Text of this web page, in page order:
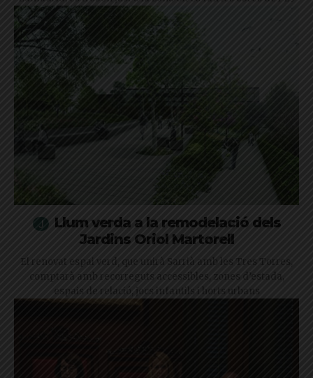
Llum verda a la remodelació dels
Jardins Oriol Martorell
El renovat espai verd, que unirà Sarrià amb les Tres Torres,
comptarà amb recorreguts accessibles, zones d’estada,
espais de relació, jocs infantils i horts urbans